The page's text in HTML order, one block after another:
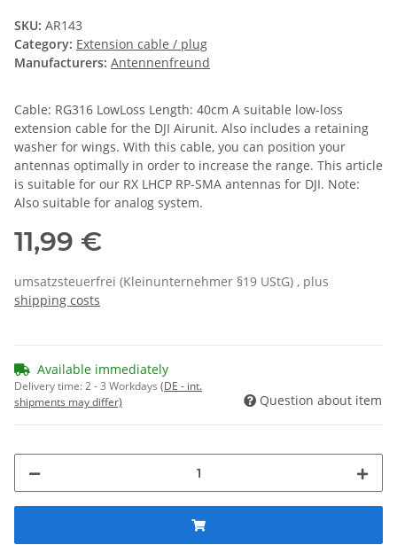
SKU: AR143
Category: Extension cable / plug
Manufacturers: Antennenfreund
Cable: RG316 LowLoss Length: 40cm A suitable low-loss
extension cable for the DJI Airunit. Also includes a retaining
washer for wings. With this cable, you can position your
antennas optimally in order to increase the range. This article
is suitable for our RX LHCP RP-SMA antennas for DJI. Note:
Also suitable for analog system.
11,99 €
umsatzsteuerfrei (Kleinunternehmer §19 UStG) , plus
shipping costs
Available immediately
Delivery time:2 - 3 Workdays (DE - int.
shipments may differ)
Question about item